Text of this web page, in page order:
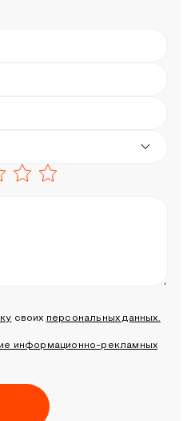
своих персональных данных.
информационно-рекламных